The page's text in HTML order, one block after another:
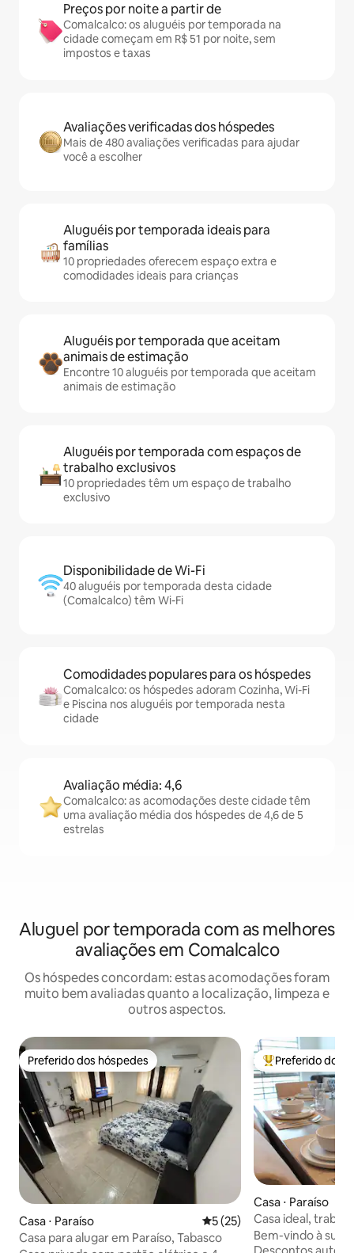
Preços por noite a partir de
Comalcalco: os aluguéis por temporada na
cidade começam em R$ 51 por noite, sem
impostos e taxas
Avaliações verificadas dos hóspedes
Mais de 480 avaliações verificadas para ajudar
você a escolher
Aluguéis por temporada ideais para
famílias
10 propriedades oferecem espaço extra e
comodidades ideais para crianças
Aluguéis por temporada que aceitam
animais de estimação
Encontre 10 aluguéis por temporada que aceitam
animais de estimação
Aluguéis por temporada com espaços de
trabalho exclusivos
10 propriedades têm um espaço de trabalho
exclusivo
Disponibilidade de Wi-Fi
40 aluguéis por temporada desta cidade
(Comalcalco) têm Wi-Fi
Comodidades populares para os hóspedes
Comalcalco: os hóspedes adoram Cozinha, Wi-Fi
e Piscina nos aluguéis por temporada nesta
cidade
Avaliação média: 4,6
Comalcalco: as acomodações deste cidade têm
uma avaliação média dos hóspedes de 4,6 de 5
estrelas
Aluguel por temporada com as melhores
avaliações em Comalcalco
Os hóspedes concordam: estas acomodações foram
muito bem avaliadas quanto a localização, limpeza e
outros aspectos.
Preferido dos hóspedes
Preferido dos hóspedes
Casa ⋅ Paraíso 5 de uma avaliação média
5 (25)
Casa para alugar em Paraíso, Tabasco
Entre os
Preferido dos
Casa ⋅ Paraíso
Casa ideal,
elétrico
Bem-vindo à sua